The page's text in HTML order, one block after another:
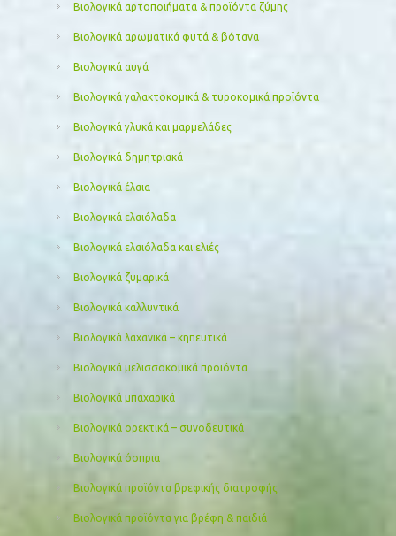
Βιολογικά αρτοποιήματα & προϊόντα ζύμης
Βιολογικά αρωματικά φυτά & βότανα
Βιολογικά αυγά
Βιολογικά γαλακτοκομικά & τυροκομικά προϊόντα
Βιολογικά γλυκά και μαρμελάδες
Βιολογικά δημητριακά
Βιολογικά έλαια
Βιολογικά ελαιόλαδα
Βιολογικά ελαιόλαδα και ελιές
Βιολογικά ζυμαρικά
Βιολογικά καλλυντικά
Βιολογικά λαχανικά – κηπευτικά
Βιολογικά μελισσοκομικά προιόντα
Βιολογικά μπαχαρικά
Βιολογικά ορεκτικά – συνοδευτικά
Βιολογικά όσπρια
Βιολογικά προϊόντα βρεφικής διατροφής
Βιολογικά προϊόντα για βρέφη & παιδιά